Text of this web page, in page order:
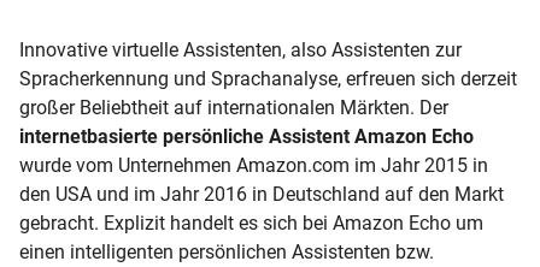
Innovative virtuelle Assistenten, also Assistenten zur
Spracherkennung und Sprachanalyse, erfreuen sich derzeit
großer Beliebtheit auf internationalen Märkten. Der
internetbasierte persönliche Assistent Amazon Echo
wurde vom Unternehmen Amazon.com im Jahr 2015 in
den USA und im Jahr 2016 in Deutschland auf den Markt
gebracht. Explizit handelt es sich bei Amazon Echo um
einen intelligenten persönlichen Assistenten bzw.